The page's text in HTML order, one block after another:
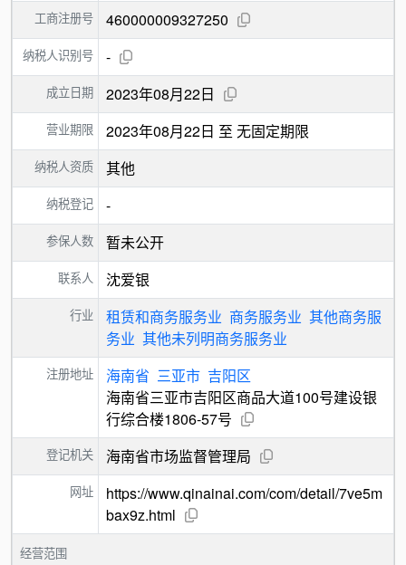
工商注册号 460000009327250
纳税人识别号 -
成立日期 2023年08月22日
营业期限 2023年08月22日 至 无固定期限
纳税人资质 其他
纳税登记 -
参保人数 暂未公开
联系人 沈爱银
行业 租赁和商务服务业 商务服务业 其他商务服
务业 其他未列明商务服务业
注册地址 海南省 三亚市 吉阳区
海南省三亚市吉阳区商品大道100号建设银
行综合楼1806-57号
登记机关 海南省市场监督管理局
网址
https://www.qinainai.com/com/detail/7ve5m
bax9z.html
经营范围